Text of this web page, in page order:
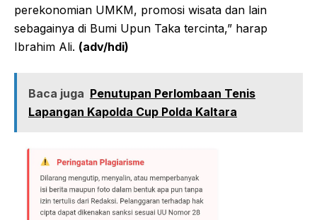
perekonomian UMKM, promosi wisata dan lain
sebagainya di Bumi Upun Taka tercinta,” harap
Ibrahim Ali. (adv/hdi)
Baca juga Penutupan Perlombaan Tenis
Lapangan Kapolda Cup Polda Kaltara